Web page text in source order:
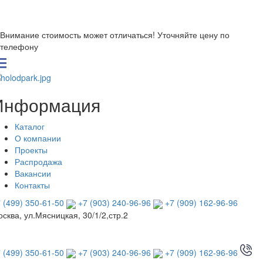
Внимание стоимость может отличаться! Уточняйте цену по
телефону
Каталог
О компании
Проекты
Распродажа
Вакансии
Контакты
(499) 350-61-50
+7 (903) 240-96-96
+7 (909) 162-96-96
ул.Мясницкая, 30/1/2,стр.2
(499) 350-61-50 +7 (903) 240-96-96 +7 (909) 162-96-96